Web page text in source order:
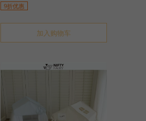
9折优惠
加入购物车